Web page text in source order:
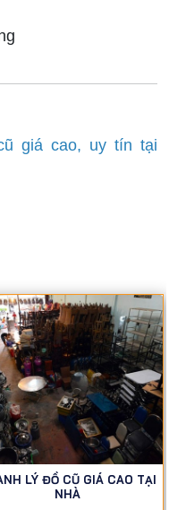
giá cao, uy tín tại
LÝ ĐỒ CŨ GIÁ CAO TẠI
NHÀ